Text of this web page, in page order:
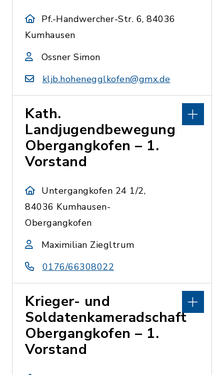
Pf.-Handwercher-Str. 6, 84036
Kumhausen
Ossner Simon
kljb.hohenegglkofen@gmx.de
Kath.
Landjugendbewegung
Obergangkofen – 1.
Vorstand
Untergangkofen 24 1/2,
84036 Kumhausen-
Obergangkofen
Maximilian Ziegltrum
0176/66308022
Krieger- und
Soldatenkameradschaft
Obergangkofen – 1.
Vorstand